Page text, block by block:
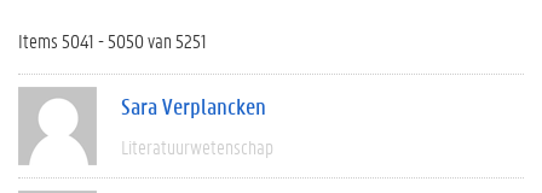
Items 5041 - 5050 van 5251
Sara Verplancken
Literatuurwetenschap